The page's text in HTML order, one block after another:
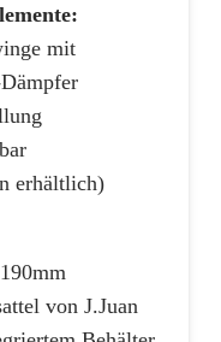
mit
erhältlich)
von J.Juan